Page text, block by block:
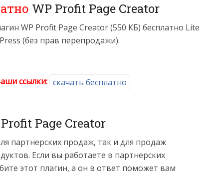
WP Profit Page Creator
WP Profit Page Creator (550 КБ) бесплатно Lite
(без прав перепродажи).
ссылки: скачать бесплатно
Page Creator
партнерских продаж, так и для продаж
Если вы работаете в партнерских
этот плагин, а он в ответ поможет вам